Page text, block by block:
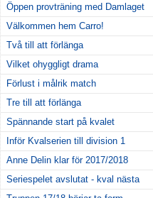
Öppen provträning med Damlaget
Välkommen hem Carro!
Två till att förlänga
Vilket ohyggligt drama
Förlust i målrik match
Tre till att förlänga
Spännande start på kvalet
Inför Kvalserien till division 1
Anne Delin klar för 2017/2018
Seriespelet avslutat - kval nästa